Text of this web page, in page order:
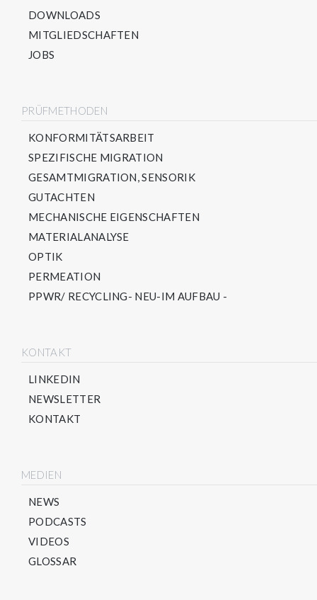
DOWNLOADS
MITGLIEDSCHAFTEN
JOBS
PRÜFMETHODEN
KONFORMITÄTSARBEIT
SPEZIFISCHE MIGRATION
GESAMTMIGRATION, SENSORIK
GUTACHTEN
MECHANISCHE EIGENSCHAFTEN
MATERIALANALYSE
OPTIK
PERMEATION
PPWR/ RECYCLING- NEU-IM AUFBAU -
KONTAKT
LINKEDIN
NEWSLETTER
KONTAKT
MEDIEN
NEWS
PODCASTS
VIDEOS
GLOSSAR